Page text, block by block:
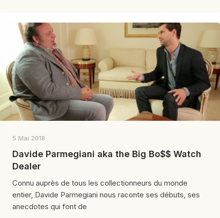
5 Mai 2018
Davide Parmegiani aka the Big Bo$$ Watch
Dealer
Connu auprès de tous les collectionneurs du monde
entier, Davide Parmegiani nous raconte ses débuts, ses
anecdotes qui font de